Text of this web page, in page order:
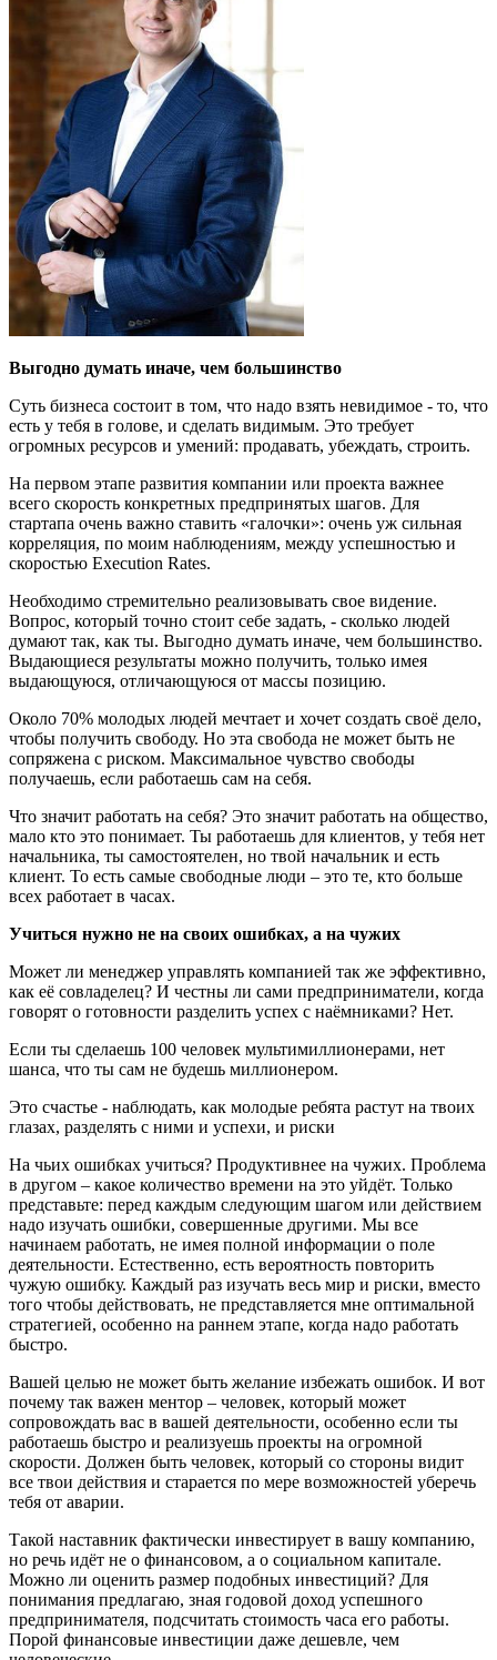
Выгодно думать иначе, чем большинство
Суть бизнеса состоит в том, что надо взять невидимое - то, что
есть у тебя в голове, и сделать видимым. Это требует
огромных ресурсов и умений: продавать, убеждать, строить.
На первом этапе развития компании или проекта важнее
всего скорость конкретных предпринятых шагов. Для
стартапа очень важно ставить «галочки»: очень уж сильная
корреляция, по моим наблюдениям, между успешностью и
скоростью Execution Rates.
Необходимо стремительно реализовывать свое видение.
Вопрос, который точно стоит себе задать, - сколько людей
думают так, как ты. Выгодно думать иначе, чем большинство.
Выдающиеся результаты можно получить, только имея
выдающуюся, отличающуюся от массы позицию.
Около 70% молодых людей мечтает и хочет создать своё дело,
чтобы получить свободу. Но эта свобода не может быть не
сопряжена с риском. Максимальное чувство свободы
получаешь, если работаешь сам на себя.
Что значит работать на себя? Это значит работать на общество,
мало кто это понимает. Ты работаешь для клиентов, у тебя нет
начальника, ты самостоятелен, но твой начальник и есть
клиент. То есть самые свободные люди – это те, кто больше
всех работает в часах.
Учиться нужно не на своих ошибках, а на чужих
Может ли менеджер управлять компанией так же эффективно,
как её совладелец? И честны ли сами предприниматели, когда
говорят о готовности разделить успех с наёмниками? Нет.
Если ты сделаешь 100 человек мультимиллионерами, нет
шанса, что ты сам не будешь миллионером.
Это счастье - наблюдать, как молодые ребята растут на твоих
глазах, разделять с ними и успехи, и риски
На чьих ошибках учиться? Продуктивнее на чужих. Проблема
в другом – какое количество времени на это уйдёт. Только
представьте: перед каждым следующим шагом или действием
надо изучать ошибки, совершенные другими. Мы все
начинаем работать, не имея полной информации о поле
деятельности. Естественно, есть вероятность повторить
чужую ошибку. Каждый раз изучать весь мир и риски, вместо
того чтобы действовать, не представляется мне оптимальной
стратегией, особенно на раннем этапе, когда надо работать
быстро.
Вашей целью не может быть желание избежать ошибок. И вот
почему так важен ментор – человек, который может
сопровождать вас в вашей деятельности, особенно если ты
работаешь быстро и реализуешь проекты на огромной
скорости. Должен быть человек, который со стороны видит
все твои действия и старается по мере возможностей уберечь
тебя от аварии.
Такой наставник фактически инвестирует в вашу компанию,
но речь идёт не о финансовом, а о социальном капитале.
Можно ли оценить размер подобных инвестиций? Для
понимания предлагаю, зная годовой доход успешного
предпринимателя, подсчитать стоимость часа его работы.
Порой финансовые инвестиции даже дешевле, чем